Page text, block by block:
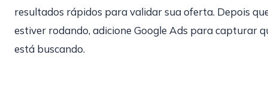
resultados rápidos para validar sua oferta. Depois
estiver rodando, adicione Google Ads para capturar
está buscando.